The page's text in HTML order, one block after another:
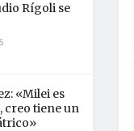
Rígoli se
«Milei es
creo tiene un